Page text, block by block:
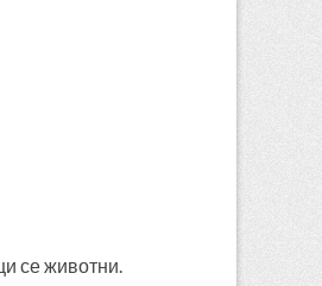
се животни.